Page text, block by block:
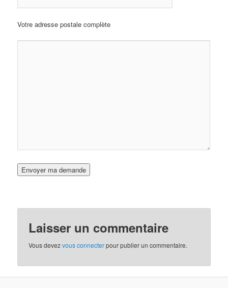
Votre adresse postale complète
Laisser un commentaire
Vous devezvous connecterpour publier un commentaire.